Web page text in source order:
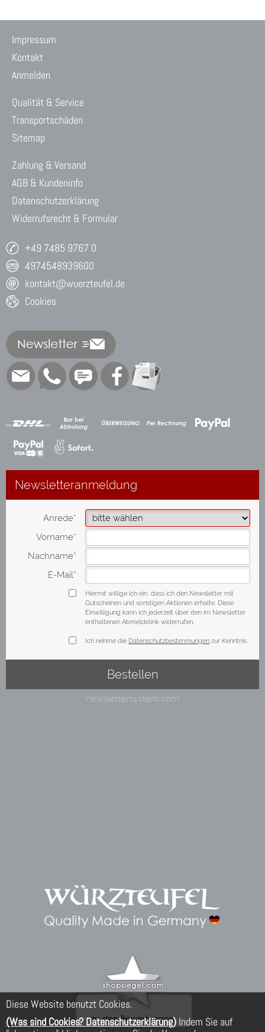
Diese Website benutzt Cookies.
(Was sind Cookies? Datenschutzerklärung) Indem Sie auf
Impressum
Kontakt
Anmelden
Qualität & Service
Transportschäden
Sitemap
Zahlung & Versand
AGB & Kundeninfo
Datenschutzerklärung
Widerrufsrecht & Formular
+49 7485 9767 0
4974548939600
kontakt@wuerzteufel.de
Cookies